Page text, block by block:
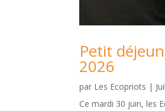
Petit
2026
par Les Ecopriots |
Ce mardi 30 juin, les